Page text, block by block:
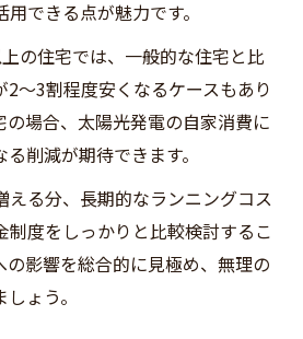
できる点が魅力です。
の住宅では、一般的な住宅と比
〜3割程度安くなるケースもあり
の場合、太陽光発電の自家消費に
削減が期待できます。
える分、長期的なランニングコス
制度をしっかりと比較検討するこ
の影響を総合的に見極め、無理の
ょう。